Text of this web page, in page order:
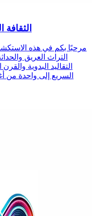
الثقافة
مرحبًا بكم في هذه
التراث العريق
التقاليد البدوية
السريع إلى واحدة من